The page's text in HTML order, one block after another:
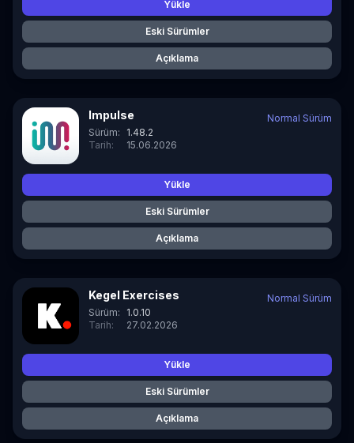
Yükle
Eski Sürümler
Açıklama
Impulse
Sürüm:
1.48.2
Tarih:
15.06.2026
Normal Sürüm
Yükle
Eski Sürümler
Açıklama
Kegel Exercises
Sürüm:
1.0.10
Tarih:
27.02.2026
Normal Sürüm
Yükle
Eski Sürümler
Açıklama